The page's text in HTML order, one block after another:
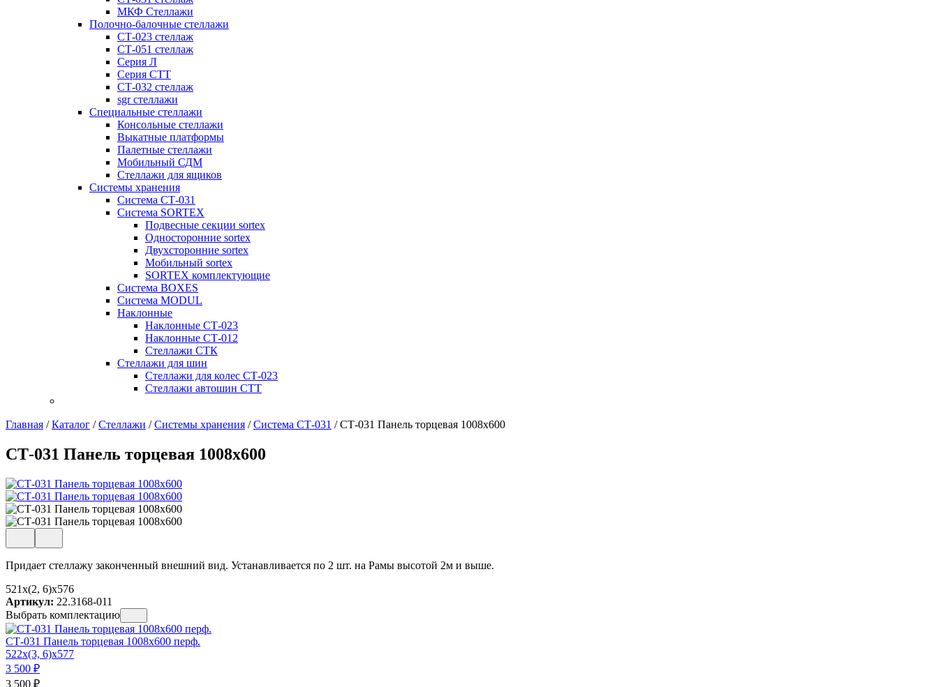
МКФ Стеллажи
Полочно-балочные стеллажи
СТ-023 стеллаж
СТ-051 стеллаж
Серия Л
Серия СТТ
СТ-032 стеллаж
sgr стеллажи
Специальные стеллажи
Консольные стеллажи
Выкатные платформы
Палетные стеллажи
Мобильный СДМ
Стеллажи для ящиков
Системы хранения
Система СТ-031
Система SORTEX
Подвесные секции sortex
Односторонние sortex
Двухсторонние sortex
Мобильный sortex
SORTEX комплектующие
Система BOXES
Система MODUL
Наклонные
Наклонные СТ-023
Наклонные СТ-012
Стеллажи СТК
Стеллажи для шин
Стеллажи для колес СТ-023
Стеллажи автошин СТТ
Главная /Каталог /Стеллажи /Системы хранения /Система СТ-031 /СТ-031 Панель торцевая 1008х600
СТ-031 Панель торцевая 1008х600
Придает стеллажу законченный внешний вид. Устанавливается по 2 шт. на Рамы высотой 2м и выше.
521x(2, 6)x576
Артикул: 22.3168-011
Выбрать комплектацию
СТ-031 Панель торцевая 1008х600 перф.
522x(3, 6)x577
3 500 ₽
3 500 ₽